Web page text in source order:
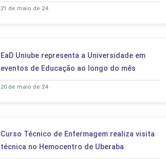
21 de maio de 24
EaD Uniube representa a Universidade em
eventos de Educação ao longo do mês
20 de maio de 24
Curso Técnico de Enfermagem realiza visita
técnica no Hemocentro de Uberaba